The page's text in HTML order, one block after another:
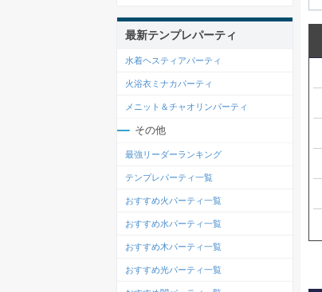
最新テンプレパーティ
水着ヘスティアパーティ
火浴衣ミナカパーティ
メニット＆チャオリンパーティ
その他
最強リーダーランキング
テンプレパーティ一覧
おすすめ火パーティ一覧
おすすめ水パーティ一覧
おすすめ木パーティ一覧
おすすめ光パーティ一覧